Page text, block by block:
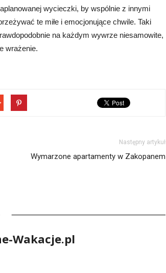
wycieczki, by wspólnie z innymi
te miłe i emocjonujące chwile. Taki
na każdym wywrze niesamowite,
wrażenie.
Następny artykuł
Wymarzone apartamenty w Zakopanem
Wakacje.pl